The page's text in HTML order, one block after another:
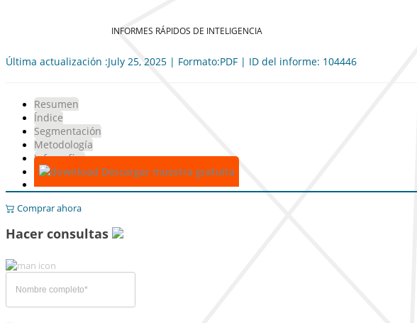
INFORMES RÁPIDOS DE INTELIGENCIA
Última actualización :July 25, 2025 | Formato:PDF | ID del informe: 104446
Resumen
Índice
Segmentación
Metodología
Infografías
Descargar muestra gratuita
Comprar ahora
Hacer consultas